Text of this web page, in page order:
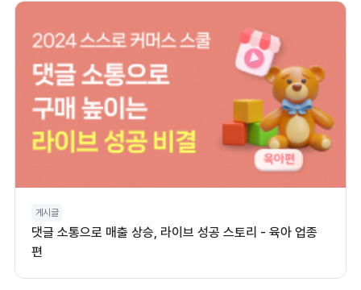
게시글
댓글 소통으로 매출 상승, 라이브 성공 스토리 - 육아 업종
편